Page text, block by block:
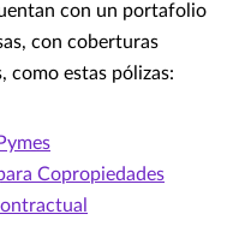
con un portafolio
con coberturas
como estas pólizas:
Copropiedades